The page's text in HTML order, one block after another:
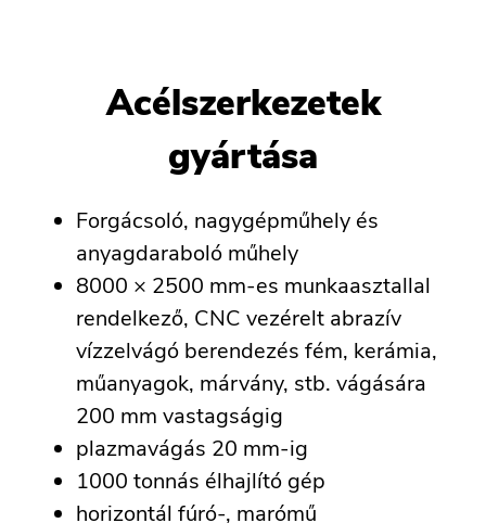
Acélszerkezetek
gyártása
Forgácsoló, nagygépműhely és
anyagdaraboló műhely
8000 × 2500 mm-es munkaasztallal
rendelkező, CNC vezérelt abrazív
vízzelvágó berendezés fém, kerámia,
műanyagok, márvány, stb. vágására
200 mm vastagságig
plazmavágás 20 mm-ig
1000 tonnás élhajlító gép
horizontál fúró-, marómű